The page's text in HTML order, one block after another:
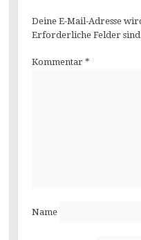
Deine E-Mail-Adresse
Erforderliche Felder
Kommentar *
Name